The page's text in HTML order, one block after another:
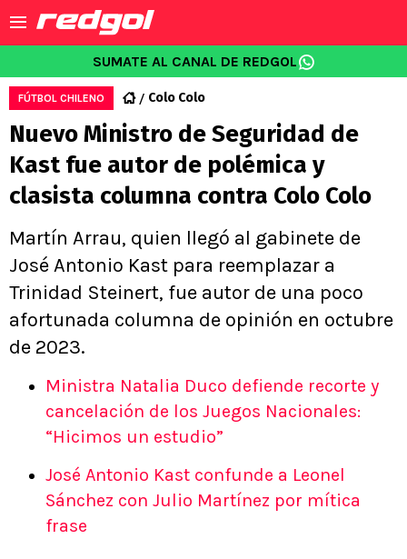
SUMATE AL CANAL DE REDGOL
FÚTBOL CHILENO Colo Colo
Nuevo Ministro de Seguridad de
Kast fue autor de polémica y
clasista columna contra Colo Colo
Martín Arrau, quien llegó al gabinete de
José Antonio Kast para reemplazar a
Trinidad Steinert, fue autor de una poco
afortunada columna de opinión en octubre
de 2023.
Ministra Natalia Duco defiende recorte y
cancelación de los Juegos Nacionales:
“Hicimos un estudio”
José Antonio Kast confunde a Leonel
Sánchez con Julio Martínez por mítica
frase